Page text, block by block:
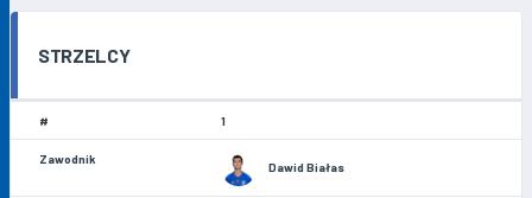
STRZELCY
1
Dawid Białas